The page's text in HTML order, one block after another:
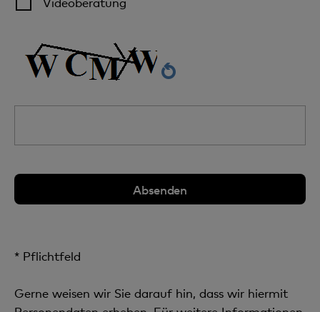
* Pflichtfeld
Gerne weisen wir Sie darauf hin, dass wir hiermit